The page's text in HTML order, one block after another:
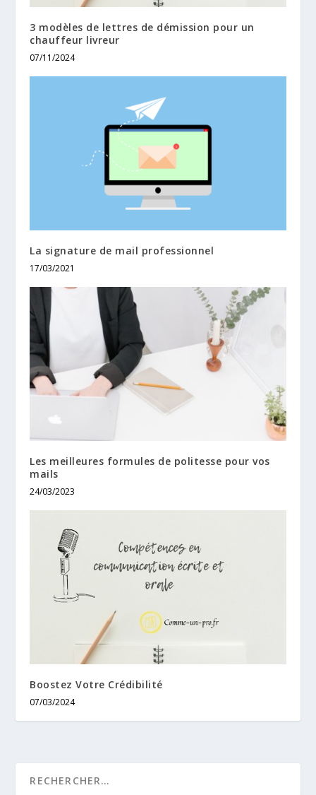
3 modèles de lettres de démission pour un
chauffeur livreur
07/11/2024
La signature de mail professionnel
17/03/2021
Les meilleures formules de politesse pour vos
mails
24/03/2023
Boostez Votre Crédibilité
07/03/2024